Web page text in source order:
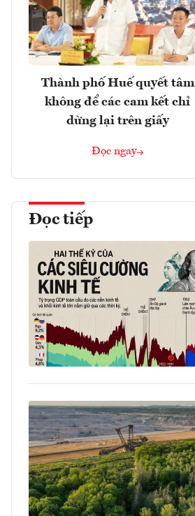
Thành phố Huế quyết tâm
không để các cam kết chỉ
dừng lại trên giấy
Đọc ngay
Đọc tiếp